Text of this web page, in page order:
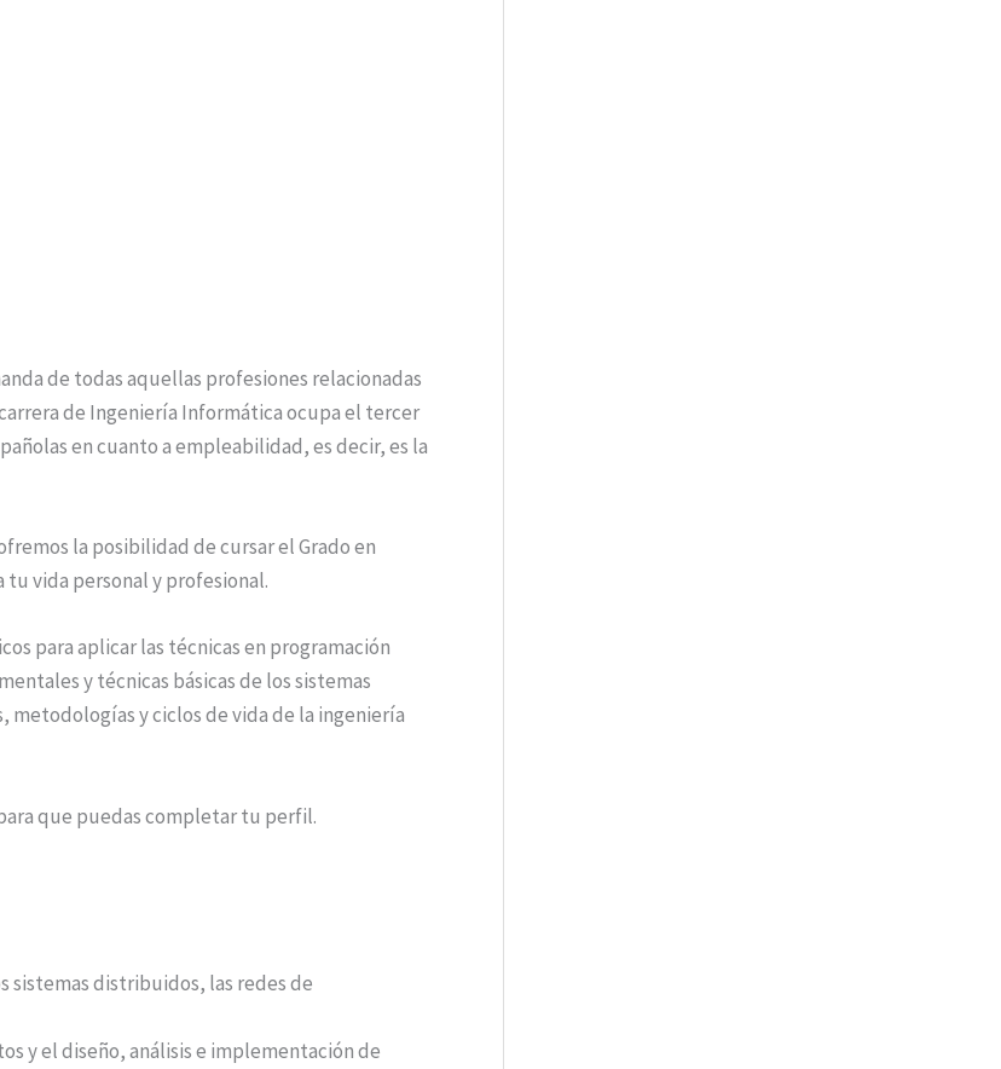
de todas aquellas profesiones relacionadas
de Ingeniería Informática ocupa el tercer
en cuanto a empleabilidad, es decir, es la
la posibilidad de cursar el Grado en
vida personal y profesional.
para aplicar las técnicas en programación
y técnicas básicas de los sistemas
metodologías y ciclos de vida de la ingeniería
que puedas completar tu perfil.
sistemas distribuidos, las redes de
y el diseño, análisis e implementación de